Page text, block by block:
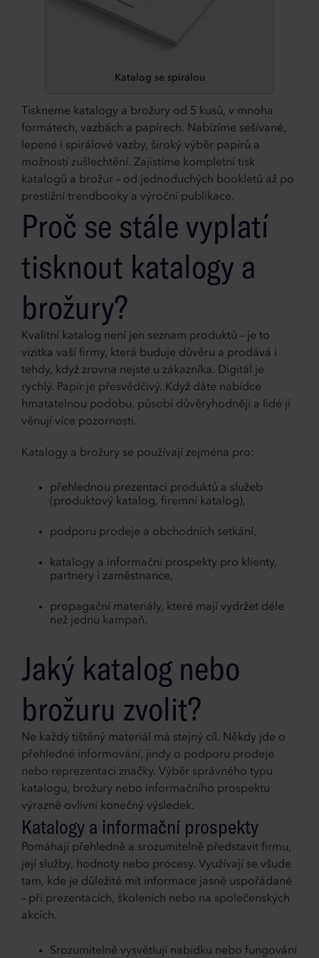
Katalog se spirálou
Tiskneme katalogy a brožury od 5 kusů, v mnoha
formátech, vazbách a papírech. Nabízíme sešívané,
lepené i spirálové vazby, široký výběr papírů a
možností zušlechtění. Zajistíme kompletní tisk
katalogů a brožur – od jednoduchých bookletů až po
prestižní trendbooky a výroční publikace.
Proč se stále vyplatí
tisknout katalogy a
brožury?
Kvalitní katalog není jen seznam produktů – je to
vizitka vaší firmy, která buduje důvěru a prodává i
tehdy, když zrovna nejste u zákazníka. Digitál je
rychlý. Papír je přesvědčivý. Když dáte nabídce
hmatatelnou podobu, působí důvěryhodněji a lidé jí
věnují více pozornosti.
Katalogy a brožury se používají zejména pro:
přehlednou prezentaci produktů a služeb
(produktový katalog, firemní katalog),
podporu prodeje a obchodních setkání,
katalogy a informační prospekty pro klienty,
partnery i zaměstnance,
propagační materiály, které mají vydržet déle
než jednu kampaň.
Jaký katalog nebo
brožuru zvolit?
Ne každý tištěný materiál má stejný cíl. Někdy jde o
přehledné informování, jindy o podporu prodeje
nebo reprezentaci značky. Výběr správného typu
katalogu, brožury nebo informačního prospektu
výrazně ovlivní konečný výsledek.
Katalogy a informační prospekty
Pomáhají přehledně a srozumitelně představit firmu,
její služby, hodnoty nebo procesy. Využívají se všude
tam, kde je důležité mít informace jasně uspořádané
– při prezentacích, školeních nebo na společenských
akcích.
Srozumitelně vysvětlují nabídku nebo fungování